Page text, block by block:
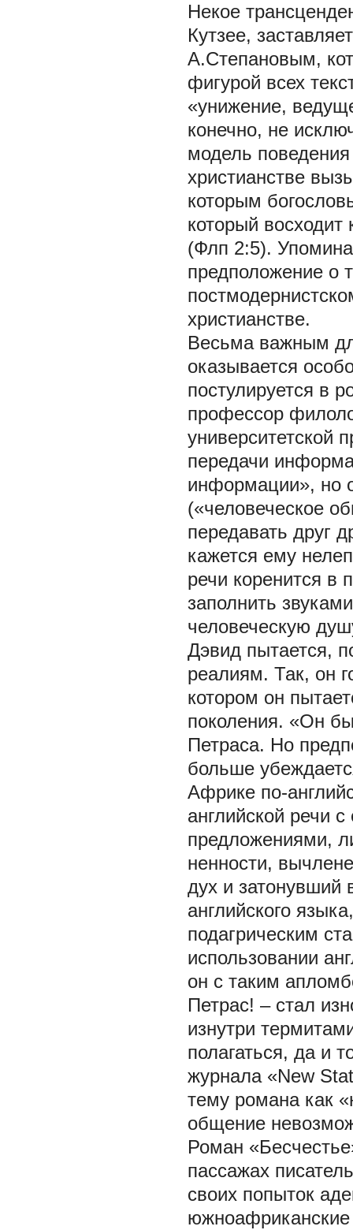
Некое
Кутзее,
А.Степановым,
фигурой всех
«унижение,
конечно, не
модель
христианстве
которым
который
(Флп 2:5).
предположение о
христианстве.
Весьма важным
оказывается
постулируется в
профессор
университетской
передачи
информации», но
(«человеческое
передавать друг
кажется ему
речи коренится в
заполнить
человеческую
Дэвид пытается,
реалиям. Так, он
котором он
поколения. «Он
Петраса. Но
больше
Африке по-
английской речи
предложениями,
ненности,
дух и затонувший
английского
подагрическим
использовании
он с таким
Петрас! – стал
изнутри
полагаться, да и
журнала «New
тему романа как
общение
Роман
пассажах
своих попыток
южноафриканские